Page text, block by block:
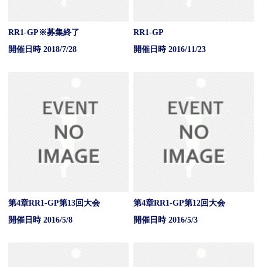
RR1-GP※募集終了
開催日時 2018/7/28
RR1-GP
開催日時 2016/11/23
第4章RR1-GP第13回大会
開催日時 2016/5/8
第4章RR1-GP第12回大会
開催日時 2016/5/3